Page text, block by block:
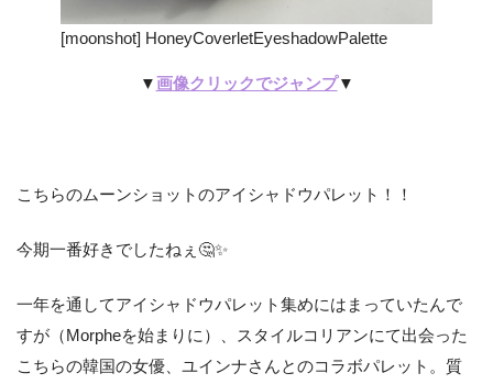
[moonshot] HoneyCoverletEyeshadowPalette
▼ 画像クリックでジャンプ▼
こちらのムーンショットのアイシャドウパレット！！
今期一番好きでしたねぇ🤔✨
一年を通してアイシャドウパレット集めにはまっていたんで
すが（Morpheを始まりに）、スタイルコリアンにて出会った
こちらの韓国の女優、ユインナさんとのコラボパレット。質